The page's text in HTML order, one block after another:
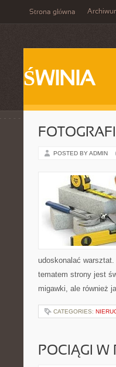
Strona główna
ŚWINIA
POSTED BY ADMIN
udoskonalać
tematem strony jest
migawki, ale również
CATEGORIES:
POCIĄGI W